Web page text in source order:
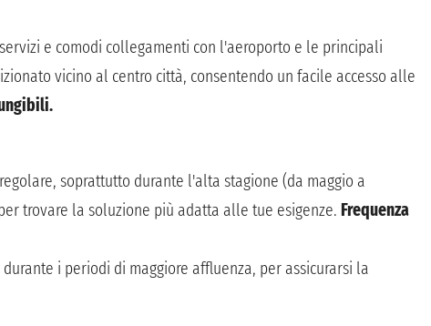
e comodi collegamenti con l'aeroporto e le principali
vicino al centro città, consentendo un facile accesso alle
soprattutto durante l'alta stagione (da maggio a
trovare la soluzione più adatta alle tue esigenze. Frequenza
i periodi di maggiore affluenza, per assicurarsi la